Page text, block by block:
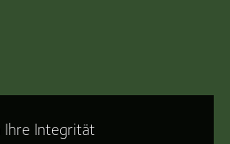
Ihre Integrität